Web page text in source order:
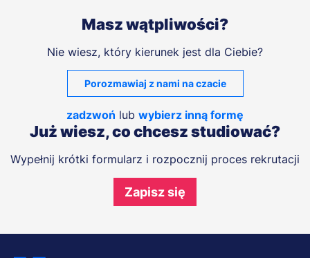
Masz wątpliwości?
Nie wiesz, który kierunek jest dla Ciebie?
Porozmawiaj z nami na czacie
zadzwoń lub wybierz inną formę
Już wiesz, co chcesz studiować?
Wypełnij krótki formularz i rozpocznij proces rekrutacji
Zapisz się